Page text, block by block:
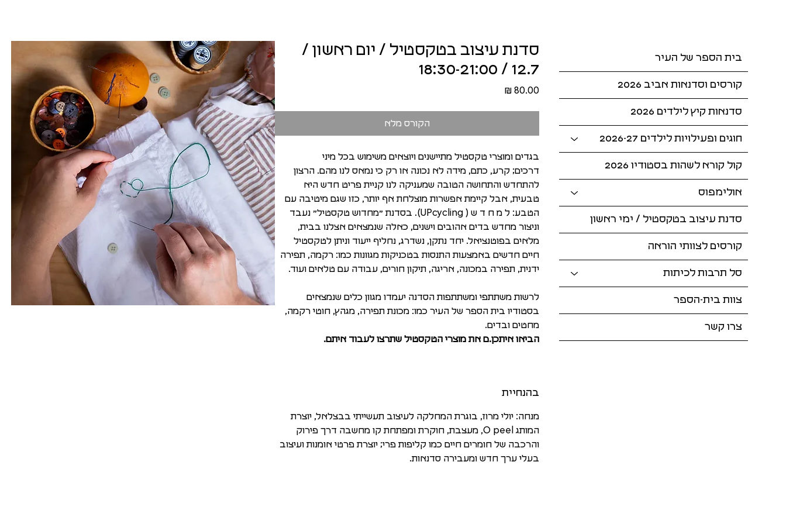
בית הספר של העיר
קורסים וסדנאות אביב 2026
סדנאות קיץ לילדים 2026
חוגים ופעילויות לילדים 2026-27
קול קורא לשהות בסטודיו 2026
אולימפוס
סדנת עיצוב בטקסטיל / ימי ראשון
קורסים לצוותי הוראה
סל תרבות לכיתות
צוות בית-הספר
צרו קשר
סדנת עיצוב בטקסטיל / יום ראשון /
12.7 / 18:30-21:00
‏80.00 ‏₪ מחיר
הקורס מלא
בגדים ומוצרי טקסטיל מתיישנים ויוצאים משימוש בכל מיני
דרכים; קרע, כתם, מידה לא נכונה או רק כי נמאס לנו מהם. הרצון
להתחדש והתחושה הטובה שמעניקה לנו קניית פריט חדש היא
טבעית, אבל קיימת אפשרות מוצלחת אף יותר, כזו שגם מיטיבה עם
הטבע: ל מ ח ד ש ( UPcycling). בסדנת ״מחדוש טקסטיל״ נעבד
וניצור מחדש בדים אהובים וישנים, כאלה שנמצאים אצלנו בבית,
מלאים בפוטנציאל. יחד נתקן, נשדרג, נחליף ייעוד וניתן לטקסטיל
חיים חדשים באמצעות התנסות בטכניקות מגוונות כמו: רקמה, תפירה
ידנית, תפירה במכונה, אריגה, תיקון חורים, עבודה עם טלאים ועוד.
לרשות משתתפי ומשתתפות הסדנה יעמדו מגוון כלים שנמצאים
בסטודיו בית הספר של העיר כמו: מכונת תפירה, מגהץ, חוטי רקמה,
מחטים ובדים.
הביאו איתכן.ם את מוצרי הטקסטיל שתרצו לעבוד איתם.
בהנחיית
מנחה: יולי מרוז, בוגרת המחלקה לעיצוב תעשייתי בבצלאל, יוצרת
המותג O peel, מעצבת, חוקרת ומפתחת קו מחשבה דרך פירוק
והרכבה של חומרים חיים כמו קליפות פרי; יוצרת פרטי אומנות ועיצוב
בעלי ערך חדש ומעבירה סדנאות.